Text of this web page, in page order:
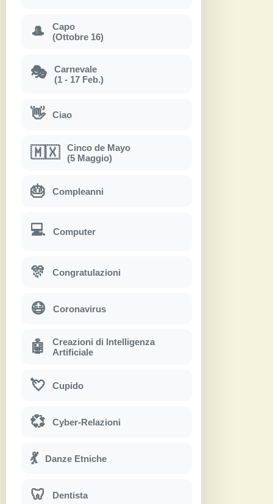
🎩
Capo
(Ottobre 16)
🎭
Carnevale
(1 - 17 Feb.)
👋 Ciao
🇲🇽
Cinco de Mayo
(5 Maggio)
🎂 Compleanni
💻 Computer
🎊 Congratulazioni
😷 Coronavirus
🤖
Creazioni di Intelligenza
Artificiale
💘 Cupido
💞 Cyber-Relazioni
💃 Danze Etniche
🦷 Dentista